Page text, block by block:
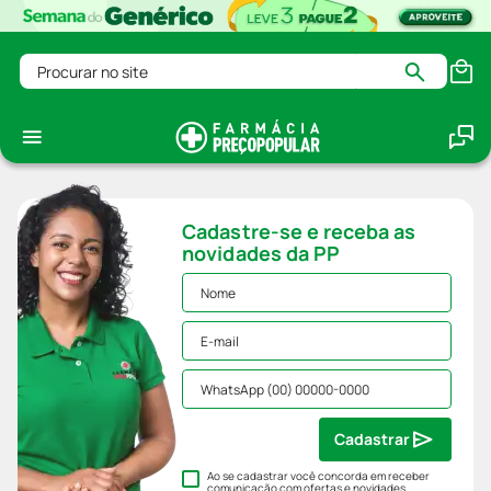
Procurar no site
Cadastre-se e receba as
novidades da PP
Ao se cadastrar você concorda em receber
comunicação com ofertas e novidades,
Cadastrar